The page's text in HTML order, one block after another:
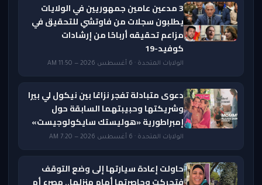
3 مدعين عامين جمهوريين في الولايات
يطلبون سجلات من فاوتشي للتحقيق في
مزاعم تحقيقه أرباحًا من إرشادات
كوفيد-19
الولايات المتحدة · 6 أغسطس 2026 — 11:50 AM
دعوى متبادلة تفجر نزاعًا بين نيكول لي بيرا
وشريكتها وحبيبتهما السابقة حول
إمبراطورية «هوليستك سايكولوجيست»
الولايات المتحدة · 6 أغسطس 2026 — 7:20 AM
حاولت إعادة سيارتها إلى وضع التوقف